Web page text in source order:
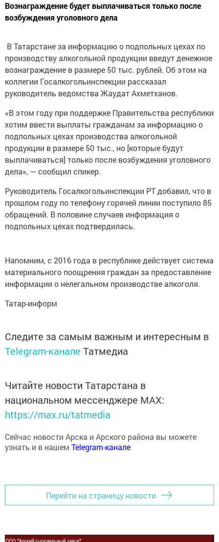
Вознаграждение будет выплачиваться только после
возбуждения уголовного дела
В Татарстане за информацию о подпольных цехах по
производству алкогольной продукции введут денежное
вознаграждение в размере 50 тыс. рублей. Об этом на
коллегии Госалкогольинспекции рассказал
руководитель ведомства Жаудат Ахметханов.
«В этом году при поддержке Правительства республики
хотим ввести выплаты гражданам за информацию о
подпольных цехах производства алкогольной
продукции в размере 50 тыс., но [которые будут
выплачиваться] только после возбуждения уголовного
дела», — сообщил спикер.
Руководитель Госалкогольинспекции РТ добавил, что в
прошлом году по телефону горячей линии поступило 85
обращений. В половине случаев информация о
подпольных цехах подтвердилась.
Напомним, с 2016 года в республике действует система
материального поощрения граждан за предоставление
информации о нелегальном производстве алкоголя.
Татар-информ
Следите за самым важным и интересным в
Telegram-канале Татмедиа
Читайте новости Татарстана в
национальном мессенджере MАХ:
https://max.ru/tatmedia
Сейчас новости Арска и Арского района вы можете
узнать и в нашем Telegram-канале
Перейти на страницу новости